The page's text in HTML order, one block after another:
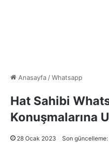
Anasayfa/Whatsapp
Hat Sahibi
Konuşmalarına
28 Ocak 2023 Son güncelleme: